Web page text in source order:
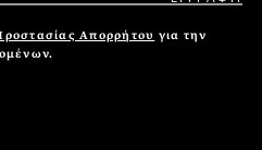
Απορρήτου για την